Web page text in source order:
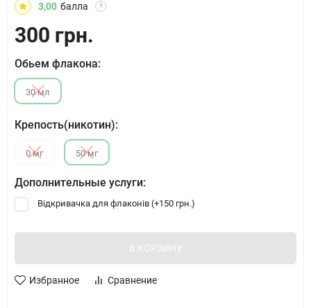
3,00 балла ?
300 грн.
Обьем флакона:
30 мл
Крепость(никотин):
0 мг 50 мг
Дополнительные услуги:
Відкривачка для флаконів (+150 грн.)
В КОРЗИНУ
Избранное Сравнение